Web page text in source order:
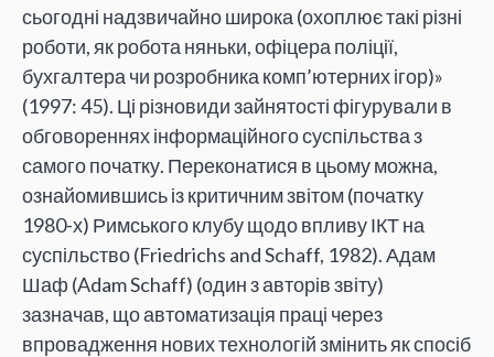
сьогодні надзвичайно широка (охоплює такі різні
роботи, як робота няньки, офіцера поліції,
бухгалтера чи розробника комп’ютерних ігор)»
(1997: 45). Ці різновиди зайнятості фігурували в
обговореннях інформаційного суспільства з
самого початку. Переконатися в цьому можна,
ознайомившись із критичним звітом (початку
1980-х) Римського клубу щодо впливу ІКТ на
суспільство (Friedrichs and Schaff, 1982). Адам
Шаф (Adam Schaff) (один з авторів звіту)
зазначав, що автоматизація праці через
впровадження нових технологій змінить як спосіб